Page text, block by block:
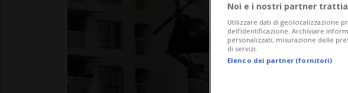
Noi e i nostri partner
Utilizzare dati di geolocalizzazione
dell’identificazione. Archiviare
personalizzati, misurazione delle
di servizi.
Elenco dei partner (fornitori)